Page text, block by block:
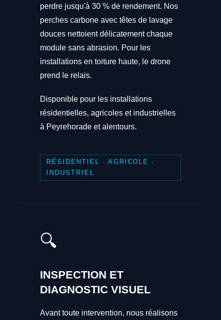
perdre jusqu'à 30 % de rendement. Nos
perches carbone avec têtes de lavage
douces nettoient délicatement chaque
module sans abrasion. Pour les
installations en toiture haute, le drone
prend le relais.
Disponible pour les installations
résidentielles, agricoles et industrielles
à Peyrehorade et alentours.
RÉSIDENTIEL · AGRICOLE ·
INDUSTRIEL
🔍
INSPECTION ET
DIAGNOSTIC VISUEL
Avant toute intervention, nous réalisons